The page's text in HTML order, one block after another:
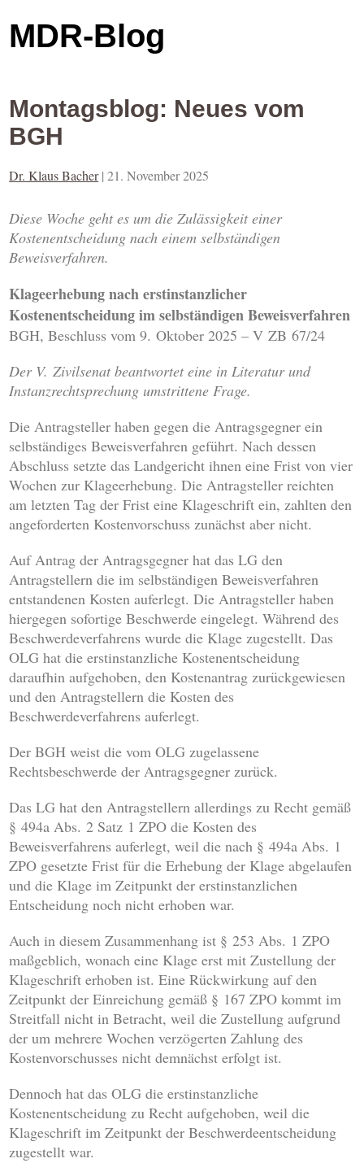
MDR-Blog
Montagsblog: Neues vom
BGH
Dr. Klaus Bacher |21. November 2025
Diese Woche geht es um die Zulässigkeit einer
Kostenentscheidung nach einem selbständigen
Beweisverfahren.
Klageerhebung nach erstinstanzlicher
Kostenentscheidung im selbständigen Beweisverfahren
BGH, Beschluss vom 9. Oktober 2025 – V ZB 67/24
Der V. Zivilsenat beantwortet eine in Literatur und
Instanzrechtsprechung umstrittene Frage.
Die Antragsteller haben gegen die Antragsgegner ein
selbständiges Beweisverfahren geführt. Nach dessen
Abschluss setzte das Landgericht ihnen eine Frist von vier
Wochen zur Klageerhebung. Die Antragsteller reichten
am letzten Tag der Frist eine Klageschrift ein, zahlten den
angeforderten Kostenvorschuss zunächst aber nicht.
Auf Antrag der Antragsgegner hat das LG den
Antragstellern die im selbständigen Beweisverfahren
entstandenen Kosten auferlegt. Die Antragsteller haben
hiergegen sofortige Beschwerde eingelegt. Während des
Beschwerdeverfahrens wurde die Klage zugestellt. Das
OLG hat die erstinstanzliche Kostenentscheidung
daraufhin aufgehoben, den Kostenantrag zurückgewiesen
und den Antragstellern die Kosten des
Beschwerdeverfahrens auferlegt.
Der BGH weist die vom OLG zugelassene
Rechtsbeschwerde der Antragsgegner zurück.
Das LG hat den Antragstellern allerdings zu Recht gemäß
§ 494a Abs. 2 Satz 1 ZPO die Kosten des
Beweisverfahrens auferlegt, weil die nach § 494a Abs. 1
ZPO gesetzte Frist für die Erhebung der Klage abgelaufen
und die Klage im Zeitpunkt der erstinstanzlichen
Entscheidung noch nicht erhoben war.
Auch in diesem Zusammenhang ist § 253 Abs. 1 ZPO
maßgeblich, wonach eine Klage erst mit Zustellung der
Klageschrift erhoben ist. Eine Rückwirkung auf den
Zeitpunkt der Einreichung gemäß § 167 ZPO kommt im
Streitfall nicht in Betracht, weil die Zustellung aufgrund
der um mehrere Wochen verzögerten Zahlung des
Kostenvorschusses nicht demnächst erfolgt ist.
Dennoch hat das OLG die erstinstanzliche
Kostenentscheidung zu Recht aufgehoben, weil die
Klageschrift im Zeitpunkt der Beschwerdeentscheidung
zugestellt war.